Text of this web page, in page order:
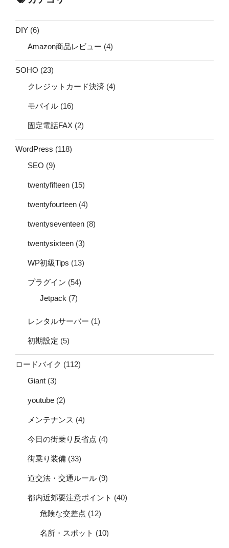
DIY (6)
Amazon商品レビュー (4)
SOHO (23)
クレジットカード決済 (4)
モバイル (16)
固定電話FAX (2)
WordPress (118)
SEO (9)
twentyfifteen (15)
twentyfourteen (4)
twentyseventeen (8)
twentysixteen (3)
WP初級Tips (13)
プラグイン (54)
Jetpack (7)
レンタルサーバー (1)
初期設定 (5)
ロードバイク (112)
Giant (3)
youtube (2)
メンテナンス (4)
今日の街乗り反省点 (4)
街乗り装備 (33)
道交法・交通ルール (9)
都内近郊要注意ポイント (40)
危険な交差点 (12)
名所・スポット (10)